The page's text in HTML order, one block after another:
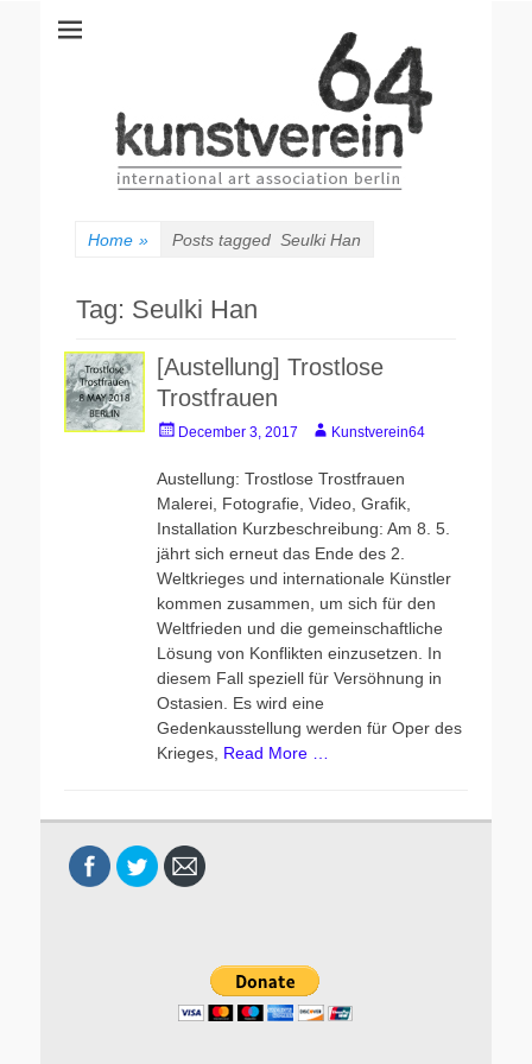
kunstverein64
Home » Posts tagged Seulki Han
Tag: Seulki Han
[Austellung] Trostlose
Trostfrauen
P
s
t
d
o
n
December 3, 2017
A
t
h
r
Kunstverein64
Austellung: Trostlose Trostfrauen
Malerei, Fotografie, Video, Grafik,
Installation Kurzbeschreibung: Am 8. 5.
jährt sich erneut das Ende des 2.
Weltkrieges und internationale Künstler
kommen zusammen, um sich für den
Weltfrieden und die gemeinschaftliche
Lösung von Konflikten einzusetzen. In
diesem Fall speziell für Versöhnung in
Ostasien. Es wird eine
Gedenkausstellung werden für Oper des
Krieges, Read More …